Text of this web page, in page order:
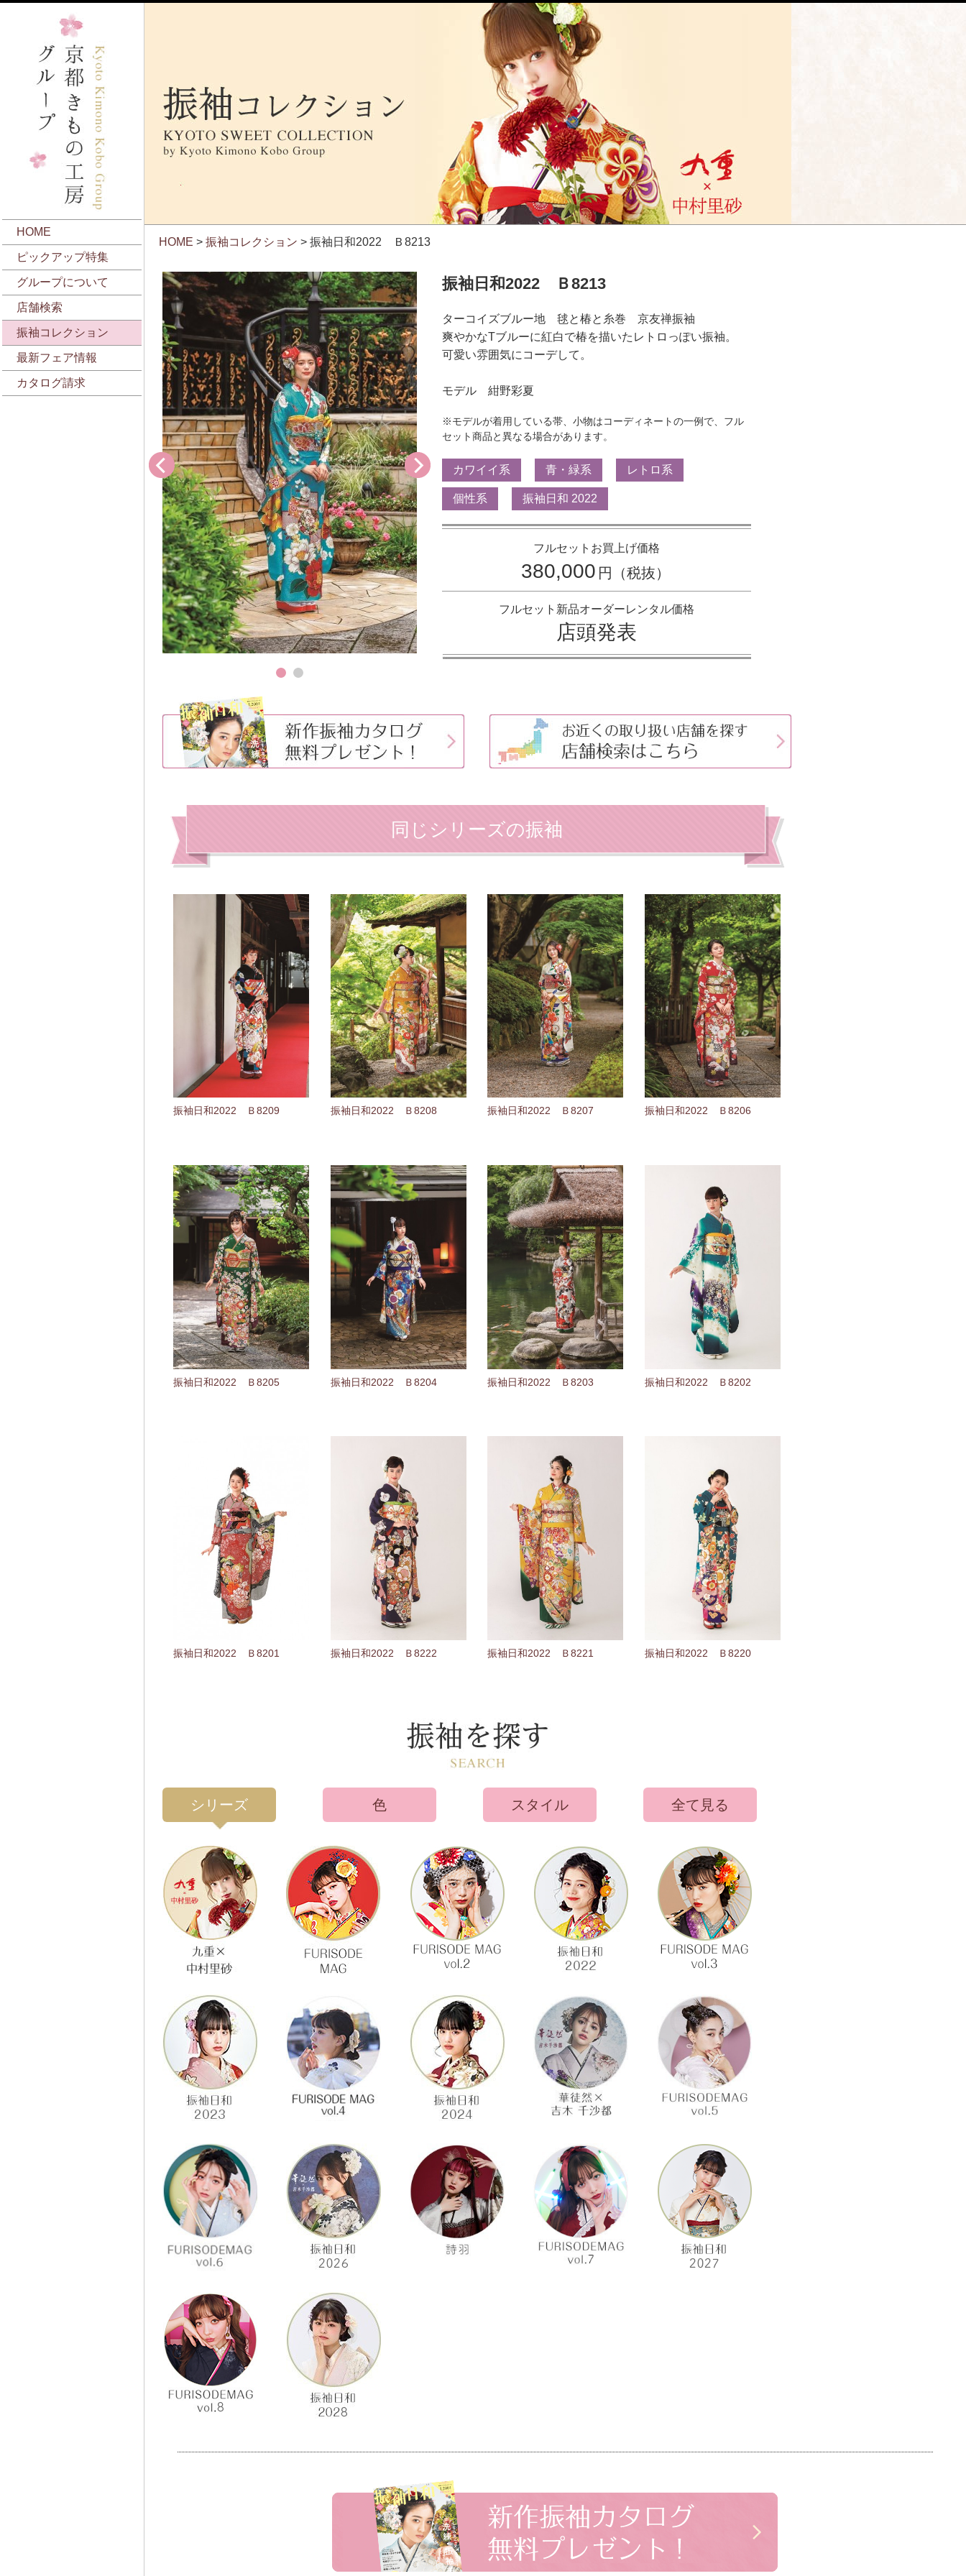
HOME
ピックアップ特集
グループについて
店舗検索
振袖コレクション
最新フェア情報
カタログ請求
HOME > 振袖コレクション > 振袖日和2022 Ｂ8213
振袖日和2022 Ｂ8213
ターコイズブルー地 毬と椿と糸巻 京友禅振袖
爽やかなTブルーに紅白で椿を描いたレトロっぽい振袖。
可愛い雰囲気にコーデして。
モデル 紺野彩夏
※モデルが着用している帯、小物はコーディネートの一例で、フル
セット商品と異なる場合があります。
カワイイ系 青・緑系 レトロ系
個性系 振袖日和 2022
フルセットお買上げ価格
380,000 円（税抜）
フルセット新品オーダーレンタル価格
店頭発表
同じシリーズの振袖
振袖日和2022 Ｂ8209 振袖日和2022 Ｂ8208 振袖日和2022 Ｂ8207 振袖日和2022 Ｂ8206
振袖日和2022 Ｂ8205 振袖日和2022 Ｂ8204 振袖日和2022 Ｂ8203 振袖日和2022 Ｂ8202
振袖日和2022 Ｂ8201 振袖日和2022 Ｂ8222 振袖日和2022 Ｂ8221 振袖日和2022 Ｂ8220
シリーズ 色 スタイル 全て見る